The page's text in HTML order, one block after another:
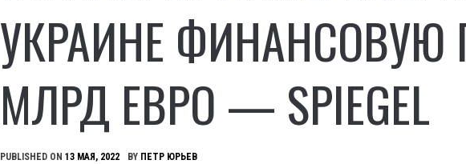
УКРАИНЕ
МЛРД ЕВРО — SPIEGEL
PUBLISHED ON 13 МАЯ, 2022 BY ПЕТР ЮРЬЕВ